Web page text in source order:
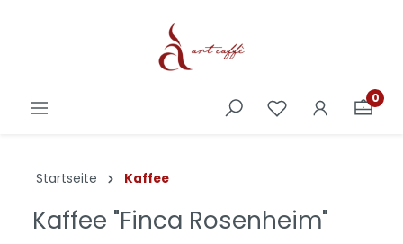
0
Startseite Kaffee
Kaffee "Finca Rosenheim"